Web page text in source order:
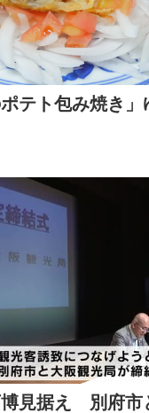
ポテト包み焼き
見据え 別府市